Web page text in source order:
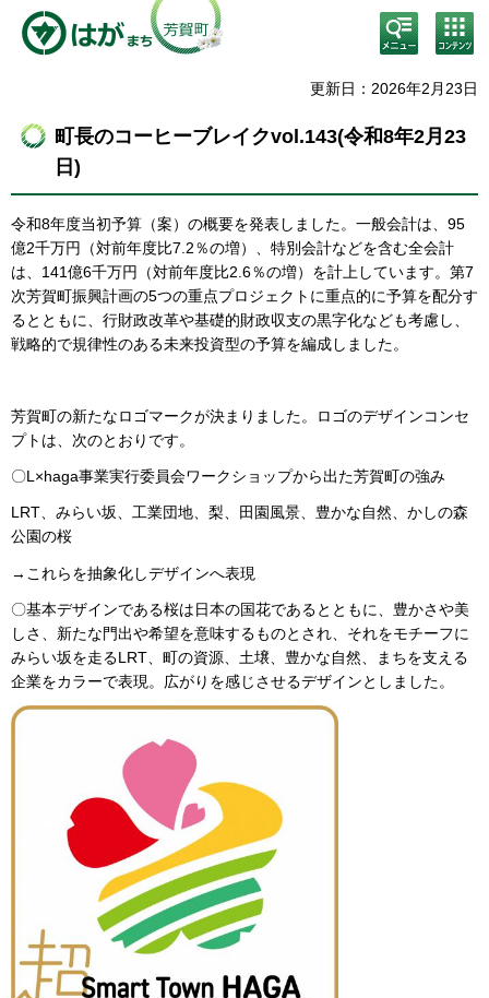
検
索・
メニ
コン
テン
ニュ
更新日：2026年2月23日
町長のコーヒーブレイクvol.143(令和8年2月23
日)
令和8年度当初予算（案）の概要を発表しました。一般会計は、95
億2千万円（対前年度比7.2％の増）、特別会計などを含む全会計
は、141億6千万円（対前年度比2.6％の増）を計上しています。第7
次芳賀町振興計画の5つの重点プロジェクトに重点的に予算を配分す
るとともに、行財政改革や基礎的財政収支の黒字化なども考慮し、
戦略的で規律性のある未来投資型の予算を編成しました。
芳賀町の新たなロゴマークが決まりました。ロゴのデザインコンセ
プトは、次のとおりです。
〇L×haga事業実行委員会ワークショップから出た芳賀町の強み
LRT、みらい坂、工業団地、梨、田園風景、豊かな自然、かしの森
公園の桜
→これらを抽象化しデザインへ表現
〇基本デザインである桜は日本の国花であるとともに、豊かさや美
しさ、新たな門出や希望を意味するものとされ、それをモチーフに
みらい坂を走るLRT、町の資源、土壌、豊かな自然、まちを支える
企業をカラーで表現。広がりを感じさせるデザインとしました。